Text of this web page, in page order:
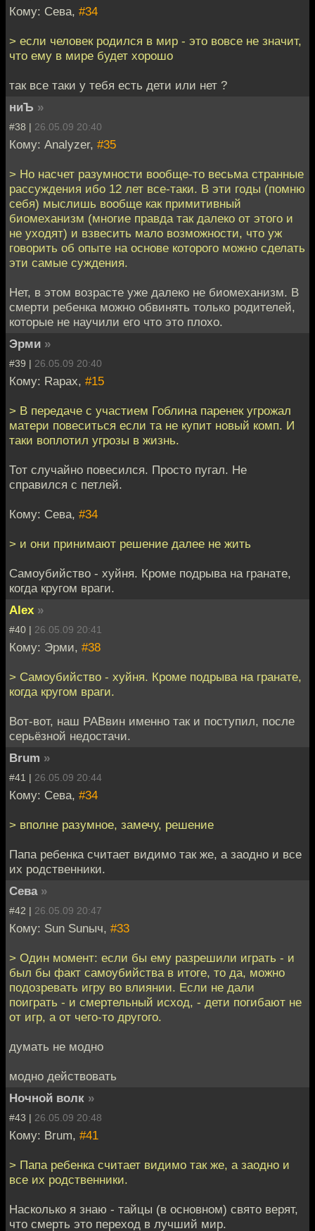
Кому: Сева, #34
> если человек родился в мир - это вовсе не значит,
что ему в мире будет хорошо
так все таки у тебя есть дети или нет ?
ниЪ »
#38 | 26.05.09 20:40
Кому: Analyzer, #35
> Но насчет разумности вообще-то весьма странные
рассуждения ибо 12 лет все-таки. В эти годы (помню
себя) мыслишь вообще как примитивный
биомеханизм (многие правда так далеко от этого и
не уходят) и взвесить мало возможности, что уж
говорить об опыте на основе которого можно сделать
эти самые суждения.
Нет, в этом возрасте уже далеко не биомеханизм. В
смерти ребенка можно обвинять только родителей,
которые не научили его что это плохо.
Эрми »
#39 | 26.05.09 20:40
Кому: Rapax, #15
> В передаче с участием Гоблина паренек угрожал
матери повеситься если та не купит новый комп. И
таки воплотил угрозы в жизнь.
Тот случайно повесился. Просто пугал. Не
справился с петлей.
Кому: Сева, #34
> и они принимают решение далее не жить
Самоубийство - хуйня. Кроме подрыва на гранате,
когда кругом враги.
Alex »
#40 | 26.05.09 20:41
Кому: Эрми, #38
> Самоубийство - хуйня. Кроме подрыва на гранате,
когда кругом враги.
Вот-вот, наш РАВвин именно так и поступил, после
серьёзной недостачи.
Brum »
#41 | 26.05.09 20:44
Кому: Сева, #34
> вполне разумное, замечу, решение
Папа ребенка считает видимо так же, а заодно и все
их родственники.
Сева »
#42 | 26.05.09 20:47
Кому: Sun Sunыч, #33
> Один момент: если бы ему разрешили играть - и
был бы факт самоубийства в итоге, то да, можно
подозревать игру во влиянии. Если не дали
поиграть - и смертельный исход, - дети погибают не
от игр, а от чего-то другого.
думать не модно
модно действовать
Ночной волк »
#43 | 26.05.09 20:48
Кому: Brum, #41
> Папа ребенка считает видимо так же, а заодно и
все их родственники.
Насколько я знаю - тайцы (в основном) свято верят,
что смерть это переход в лучший мир.